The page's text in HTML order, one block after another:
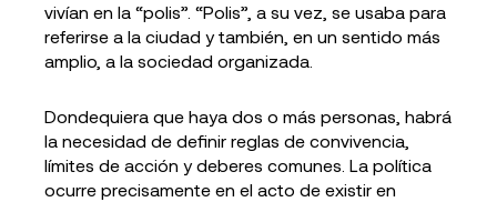
vivían en la “polis”. “Polis”, a su vez, se usaba para
referirse a la ciudad y también, en un sentido más
amplio, a la sociedad organizada.
Dondequiera que haya dos o más personas, habrá
la necesidad de definir reglas de convivencia,
límites de acción y deberes comunes. La política
ocurre precisamente en el acto de existir en